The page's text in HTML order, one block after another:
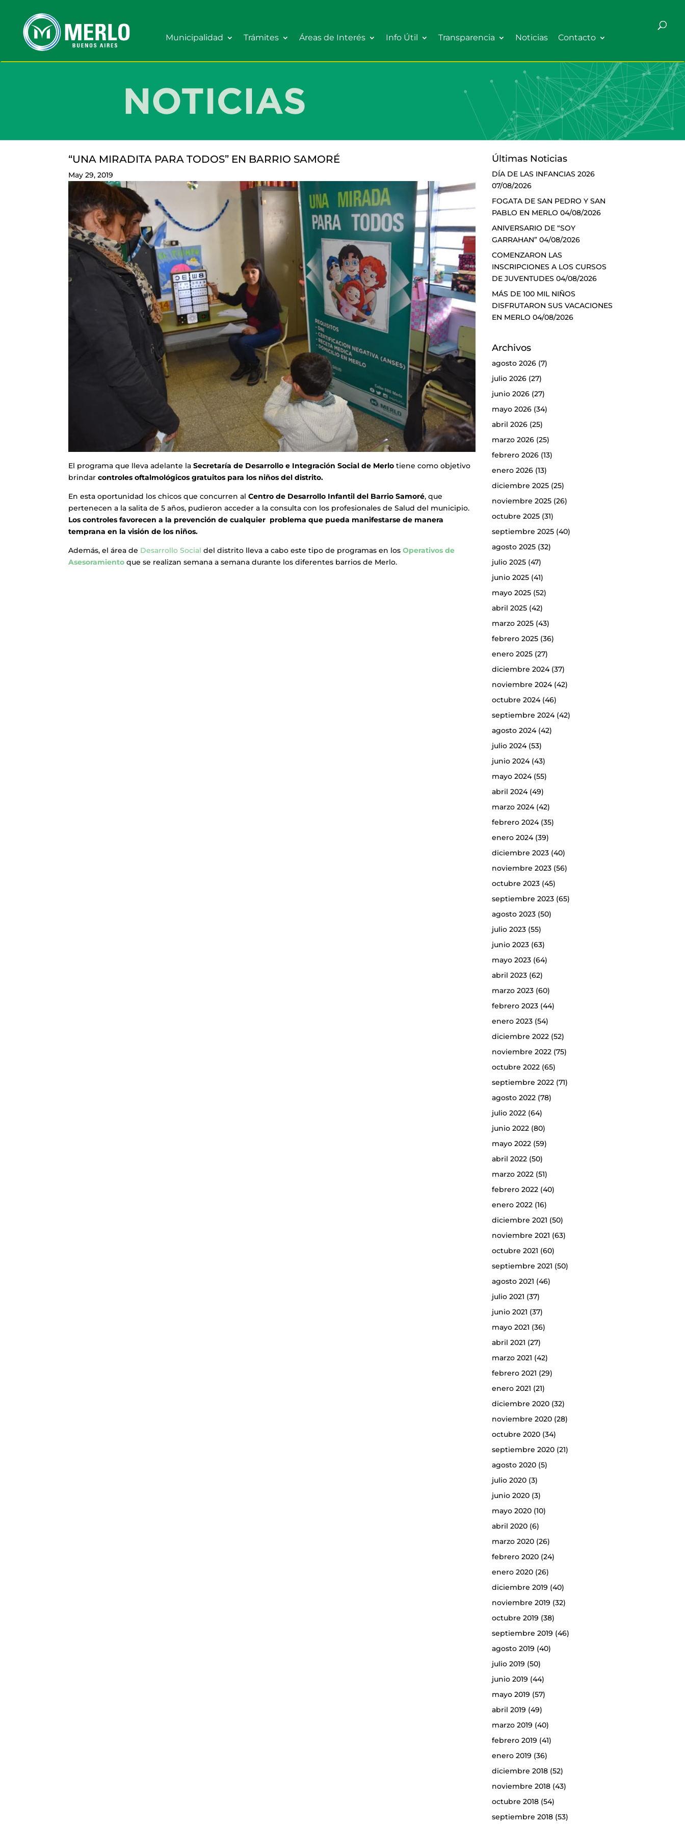
Municipalidad Trámites Áreas de Interés Info Útil Transparencia Noticias Contacto
“UNA MIRADITA PARA TODOS” EN BARRIO SAMORÉ
May 29, 2019
El programa que lleva adelante laSecretaría de Desarrollo e Integración Social de Merlo tiene como objetivo
brindarcontroles oftalmológicos gratuitos para los niños del distrito.
En esta oportunidad los chicos que concurren alCentro de Desarrollo Infantil del Barrio Samoré, que
pertenecen a la salita de 5 años, pudieron acceder a la consulta con los profesionales de Salud del municipio.
Los controles favorecen a la prevención de cualquier problema que pueda manifestarse de manera
temprana en la visión de los niños.
Además, el área de Desarrollo Social del distrito lleva a cabo este tipo de programas en losOperativos de
Asesoramiento que se realizan semana a semana durante los diferentes barrios de Merlo.
Últimas Noticias
DÍA DE LAS INFANCIAS 2026
07/08/2026
FOGATA DE SAN PEDRO Y SAN
PABLO EN MERLO 04/08/2026
ANIVERSARIO DE “SOY
GARRAHAN” 04/08/2026
COMENZARON LAS
INSCRIPCIONES A LOS CURSOS
DE JUVENTUDES 04/08/2026
MÁS DE 100 MIL NIÑOS
DISFRUTARON SUS VACACIONES
EN MERLO 04/08/2026
Archivos
agosto 2026(7)
julio 2026(27)
junio 2026(27)
mayo 2026(34)
abril 2026(25)
marzo 2026(25)
febrero 2026(13)
enero 2026(13)
diciembre 2025(25)
noviembre 2025(26)
octubre 2025(31)
septiembre 2025(40)
agosto 2025(32)
julio 2025(47)
junio 2025(41)
mayo 2025(52)
abril 2025(42)
marzo 2025(43)
febrero 2025(36)
enero 2025(27)
diciembre 2024(37)
noviembre 2024(42)
octubre 2024(46)
septiembre 2024(42)
agosto 2024(42)
julio 2024(53)
junio 2024(43)
mayo 2024(55)
abril 2024(49)
marzo 2024(42)
febrero 2024(35)
enero 2024(39)
diciembre 2023(40)
noviembre 2023(56)
octubre 2023(45)
septiembre 2023(65)
agosto 2023(50)
julio 2023(55)
junio 2023(63)
mayo 2023(64)
abril 2023(62)
marzo 2023(60)
febrero 2023(44)
enero 2023(54)
diciembre 2022(52)
noviembre 2022(75)
octubre 2022(65)
septiembre 2022(71)
agosto 2022(78)
julio 2022(64)
junio 2022(80)
mayo 2022(59)
abril 2022(50)
marzo 2022(51)
febrero 2022(40)
enero 2022(16)
diciembre 2021 (50)
noviembre 2021 (63)
octubre 2021 (60)
septiembre 2021 (50)
agosto 2021 (46)
julio 2021 (37)
junio 2021 (37)
mayo 2021 (36)
abril 2021 (27)
marzo 2021 (42)
febrero 2021 (29)
enero 2021 (21)
diciembre 2020(32)
noviembre 2020(28)
octubre 2020(34)
septiembre 2020(21)
agosto 2020(5)
julio 2020(3)
junio 2020(3)
mayo 2020(10)
abril 2020(6)
marzo 2020(26)
febrero 2020(24)
enero 2020(26)
diciembre 2019 (40)
noviembre 2019 (32)
octubre 2019 (38)
septiembre 2019 (46)
agosto 2019 (40)
julio 2019 (50)
junio 2019 (44)
mayo 2019 (57)
abril 2019 (49)
marzo 2019 (40)
febrero 2019 (41)
enero 2019 (36)
diciembre 2018(52)
noviembre 2018(43)
octubre 2018(54)
septiembre 2018(53)